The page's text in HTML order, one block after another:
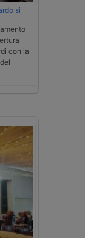
si
con la